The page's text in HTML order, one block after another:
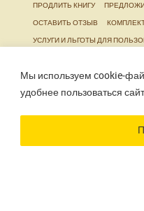
Мы используем
удобнее пользоваться
ПРОДЛИТЬ КНИГУ
ОСТАВИТЬ ОТЗЫВ
УСЛУГИ И ЛЬГОТЫ ДЛЯ
ЖИЗНЕДЕЯТЕЛЬНОСТИ
Использование
при наличии активной